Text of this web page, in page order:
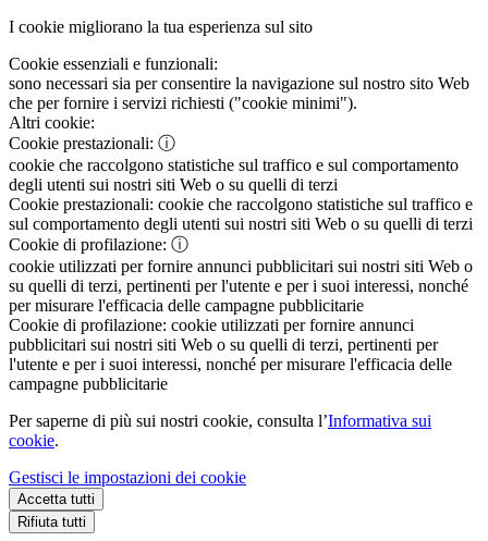
I cookie migliorano la tua esperienza sul sito
Cookie essenziali e funzionali:
sono necessari sia per consentire la navigazione sul nostro sito Web
che per fornire i servizi richiesti ("cookie minimi").
Altri cookie:
Cookie prestazionali: ⓘ
cookie che raccolgono statistiche sul traffico e sul comportamento
degli utenti sui nostri siti Web o su quelli di terzi
Cookie prestazionali: cookie che raccolgono statistiche sul traffico e
sul comportamento degli utenti sui nostri siti Web o su quelli di terzi
Cookie di profilazione: ⓘ
cookie utilizzati per fornire annunci pubblicitari sui nostri siti Web o
su quelli di terzi, pertinenti per l'utente e per i suoi interessi, nonché
per misurare l'efficacia delle campagne pubblicitarie
Cookie di profilazione: cookie utilizzati per fornire annunci
pubblicitari sui nostri siti Web o su quelli di terzi, pertinenti per
l'utente e per i suoi interessi, nonché per misurare l'efficacia delle
campagne pubblicitarie
Per saperne di più sui nostri cookie, consulta l’Informativa sui
cookie.
Gestisci le impostazioni dei cookie
Accetta tutti
Rifiuta tutti